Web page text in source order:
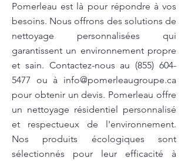
Pomerleau est là pour répondre à vos
besoins. Nous offrons des solutions de
nettoyage personnalisées qui
garantissent un environnement propre
et sain. Contactez-nous au (855) 604-
5477 ou à info@pomerleaugroupe.ca
pour obtenir un devis. Pomerleau offre
un nettoyage résidentiel personnalisé
et respectueux de l'environnement.
Nos produits écologiques sont
sélectionnés pour leur efficacité à